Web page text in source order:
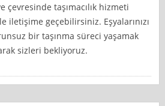
taşımacılık hizmeti
iletişime geçebilirsiniz. Eşyalarınızı
bir taşınma süreci yaşamak
sizleri bekliyoruz.